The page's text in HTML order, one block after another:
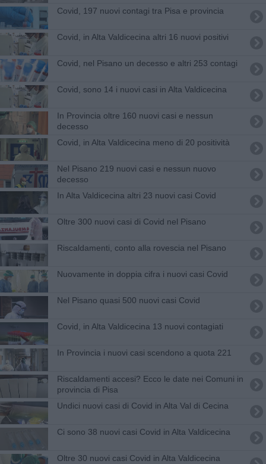
Covid, 197 nuovi contagi tra Pisa e provincia
Covid, in Alta Valdicecina altri 16 nuovi positivi
Covid, nel Pisano un decesso e altri 253 contagi
Covid, sono 14 i nuovi casi in Alta Valdicecina
In Provincia oltre 160 nuovi casi e nessun
decesso
Covid, in Alta Valdicecina meno di 20 positività
Nel Pisano 219 nuovi casi e nessun nuovo
decesso
In Alta Valdicecina altri 23 nuovi casi Covid
Oltre 300 nuovi casi di Covid nel Pisano
Riscaldamenti, conto alla rovescia nel Pisano
Nuovamente in doppia cifra i nuovi casi Covid
Nel Pisano quasi 500 nuovi casi Covid
Covid, in Alta Valdicecina 13 nuovi contagiati
In Provincia i nuovi casi scendono a quota 221
Riscaldamenti accesi? Ecco le date nei Comuni in
provincia di Pisa
Undici nuovi casi di Covid in Alta Val di Cecina
Ci sono 38 nuovi casi Covid in Alta Valdicecina
Oltre 30 nuovi casi Covid in Alta Valdicecina